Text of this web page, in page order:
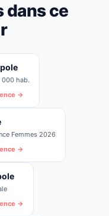
dans ce
000 hab.
→
Femmes 2026
→
→